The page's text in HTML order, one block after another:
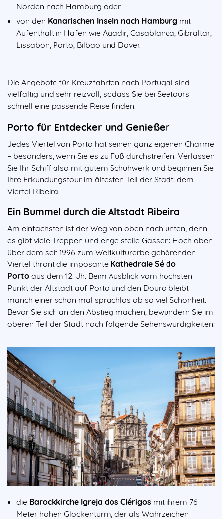
Norden nach Hamburg oder
von den Kanarischen Inseln nach Hamburg mit
Aufenthalt in Häfen wie Agadir, Casablanca, Gibraltar,
Lissabon, Porto, Bilbao und Dover.
Die Angebote für Kreuzfahrten nach Portugal sind
vielfältig und sehr reizvoll, sodass Sie bei Seetours
schnell eine passende Reise finden.
Porto für Entdecker und Genießer
Jedes Viertel von Porto hat seinen ganz eigenen Charme
– besonders, wenn Sie es zu Fuß durchstreifen. Verlassen
Sie Ihr Schiff also mit gutem Schuhwerk und beginnen Sie
Ihre Erkundungstour im ältesten Teil der Stadt: dem
Viertel Ribeira.
Ein Bummel durch die Altstadt Ribeira
Am einfachsten ist der Weg von oben nach unten, denn
es gibt viele Treppen und enge steile Gassen: Hoch oben
über dem seit 1996 zum Weltkulturerbe gehörenden
Viertel thront die imposante Kathedrale Sé do
Porto aus dem 12. Jh. Beim Ausblick vom höchsten
Punkt der Altstadt auf Porto und den Douro bleibt
manch einer schon mal sprachlos ob so viel Schönheit.
Bevor Sie sich an den Abstieg machen, bewundern Sie im
oberen Teil der Stadt noch folgende Sehenswürdigkeiten:
die Barockkirche Igreja dos Clérigos mit ihrem 76
Meter hohen Glockenturm, der als Wahrzeichen